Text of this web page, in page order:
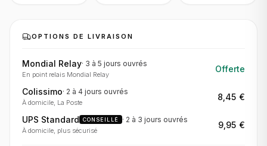
OPTIONS DE LIVRAISON
Mondial Relay· 3 à 5 jours ouvrés
En point relais Mondial Relay
Offerte
Colissimo· 2 à 4 jours ouvrés
À domicile, La Poste
8,45 €
UPS Standard CONSEILLÉ · 2 à 3 jours ouvrés
À domicile, plus sécurisé
9,95 €